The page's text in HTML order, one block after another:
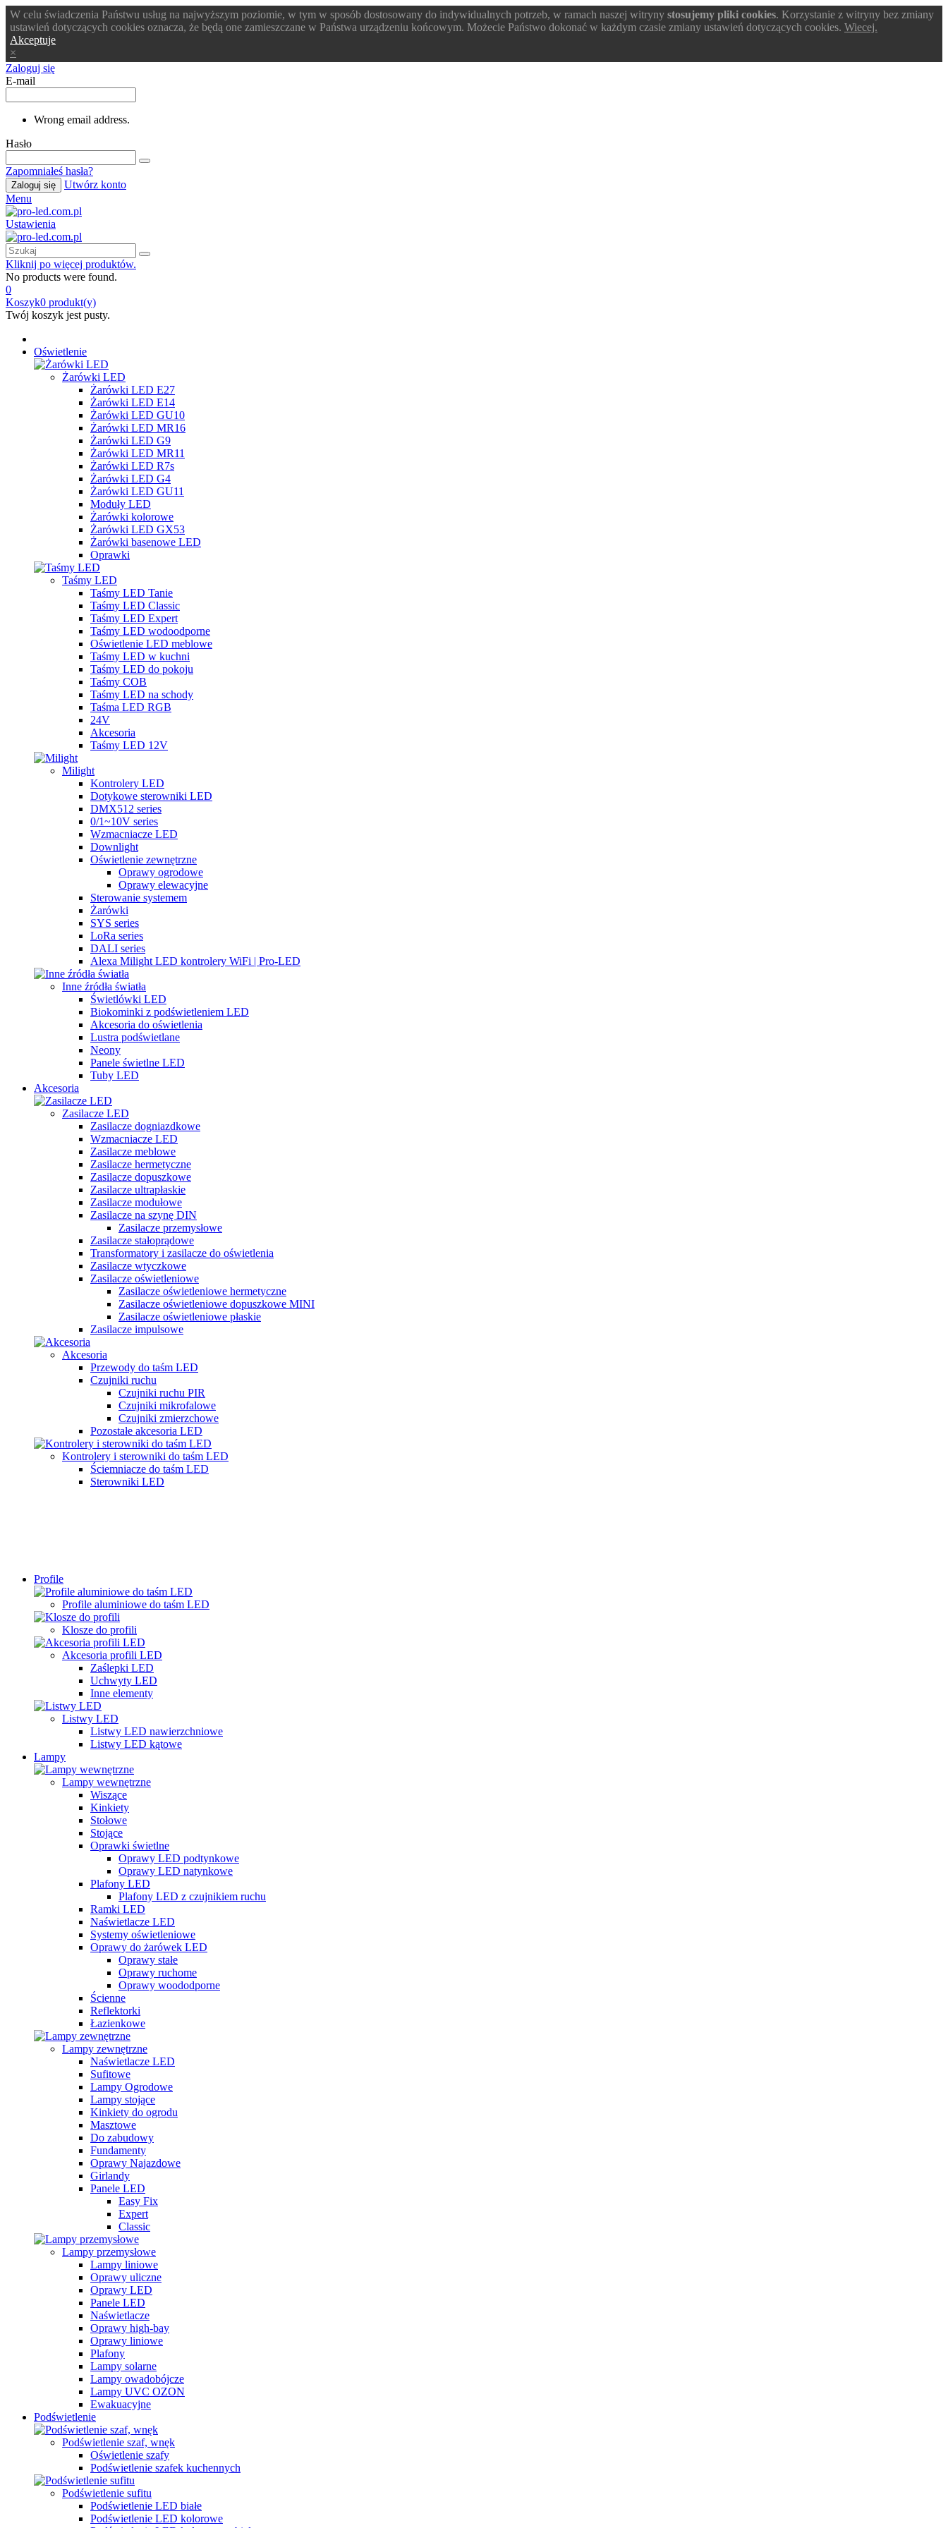
W celu świadczenia Państwu usług na najwyższym poziomie, w tym w sposób dostosowany do indywidualnych potrzeb, w ramach naszej witryny stosujemy pliki cookies. Korzystanie z witryny bez zmiany
ustawień dotyczących cookies oznacza, że będą one zamieszczane w Państwa urządzeniu końcowym. Możecie Państwo dokonać w każdym czasie zmiany ustawień dotyczących cookies. Wiecej.
Akceptuje
×
Zaloguj się
E-mail
Wrong email address.
Hasło
Zapomniałeś hasła?
Zaloguj się
Utwórz konto
Menu
Ustawienia
Kliknij po więcej produktów.
No products were found.
0
Koszyk0 produkt(y)
Twój koszyk jest pusty.
Oświetlenie
Żarówki LED
Żarówki LED E27
Żarówki LED E14
Żarówki LED GU10
Żarówki LED MR16
Żarówki LED G9
Żarówki LED MR11
Żarówki LED R7s
Żarówki LED G4
Żarówki LED GU11
Moduły LED
Żarówki kolorowe
Żarówki LED GX53
Żarówki basenowe LED
Oprawki
Taśmy LED
Taśmy LED Tanie
Taśmy LED Classic
Taśmy LED Expert
Taśmy LED wodoodporne
Oświetlenie LED meblowe
Taśmy LED w kuchni
Taśmy LED do pokoju
Taśmy COB
Taśmy LED na schody
Taśma LED RGB
24V
Akcesoria
Taśmy LED 12V
Milight
Kontrolery LED
Dotykowe sterowniki LED
DMX512 series
0/1~10V series
Wzmacniacze LED
Downlight
Oświetlenie zewnętrzne
Oprawy ogrodowe
Oprawy elewacyjne
Sterowanie systemem
Żarówki
SYS series
LoRa series
DALI series
Alexa Milight LED kontrolery WiFi | Pro-LED
Inne źródła światła
Świetlówki LED
Biokominki z podświetleniem LED
Akcesoria do oświetlenia
Lustra podświetlane
Neony
Panele świetlne LED
Tuby LED
Akcesoria
Zasilacze LED
Zasilacze dogniazdkowe
Wzmacniacze LED
Zasilacze meblowe
Zasilacze hermetyczne
Zasilacze dopuszkowe
Zasilacze ultrapłaskie
Zasilacze modułowe
Zasilacze na szynę DIN
Zasilacze przemysłowe
Zasilacze stałoprądowe
Transformatory i zasilacze do oświetlenia
Zasilacze wtyczkowe
Zasilacze oświetleniowe
Zasilacze oświetleniowe hermetyczne
Zasilacze oświetleniowe dopuszkowe MINI
Zasilacze oświetleniowe płaskie
Zasilacze impulsowe
Akcesoria
Przewody do taśm LED
Czujniki ruchu
Czujniki ruchu PIR
Czujniki mikrofalowe
Czujniki zmierzchowe
Pozostałe akcesoria LED
Kontrolery i sterowniki do taśm LED
Ściemniacze do taśm LED
Sterowniki LED
Profile
Profile aluminiowe do taśm LED
Klosze do profili
Akcesoria profili LED
Zaślepki LED
Uchwyty LED
Inne elementy
Listwy LED
Listwy LED nawierzchniowe
Listwy LED kątowe
Lampy
Lampy wewnętrzne
Wiszące
Kinkiety
Stołowe
Stojące
Oprawki świetlne
Oprawy LED podtynkowe
Oprawy LED natynkowe
Plafony LED
Plafony LED z czujnikiem ruchu
Ramki LED
Naświetlacze LED
Systemy oświetleniowe
Oprawy do żarówek LED
Oprawy stałe
Oprawy ruchome
Oprawy woododporne
Ścienne
Reflektorki
Łazienkowe
Lampy zewnętrzne
Naświetlacze LED
Sufitowe
Lampy Ogrodowe
Lampy stojące
Kinkiety do ogrodu
Masztowe
Do zabudowy
Fundamenty
Oprawy Najazdowe
Girlandy
Panele LED
Easy Fix
Expert
Classic
Lampy przemysłowe
Lampy liniowe
Oprawy uliczne
Oprawy LED
Panele LED
Naświetlacze
Oprawy high-bay
Oprawy liniowe
Plafony
Lampy solarne
Lampy owadobójcze
Lampy UVC OZON
Ewakuacyjne
Podświetlenie
Podświetlenie szaf, wnęk
Oświetlenie szafy
Podświetlenie szafek kuchennych
Podświetlenie sufitu
Podświetlenie LED białe
Podświetlenie LED kolorowe